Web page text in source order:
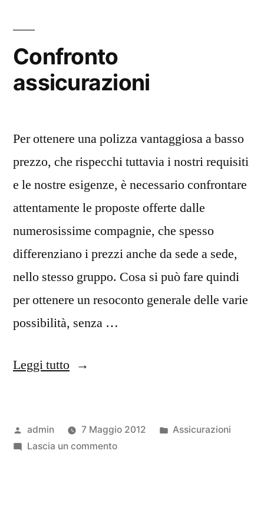
Confronto
assicurazioni
Per ottenere una polizza vantaggiosa a basso
prezzo, che rispecchi tuttavia i nostri requisiti
e le nostre esigenze, è necessario confrontare
attentamente le proposte offerte dalle
numerosissime compagnie, che spesso
differenziano i prezzi anche da sede a sede,
nello stesso gruppo. Cosa si può fare quindi
per ottenere un resoconto generale delle varie
possibilità, senza …
Leggi tutto“Confronto
Pubblicato
da
admin 7 Maggio 2012
Pubblicato
Assicurazioni
Lascia un commentosu